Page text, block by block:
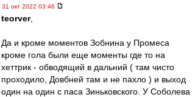
31 окт 2022 03:46
teorver,
Да и кроме моментов Зобнина у Промеса
кроме гола были еще моменты где то на
хеттрик - обводящий в дальний ( там чисто
проходило, Довбней там и не пахло ) и выход
один на один с паса Зиньковского. У Соболева